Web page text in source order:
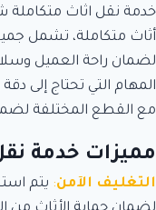
خدمة نقل اثاث متكاملة
أثاث متكاملة، تشمل
لضمان راحة العميل
المهام التي تحتاج إلى
مع القطع المختلفة
مميزات خدمة
التغليف الآمن: يتم